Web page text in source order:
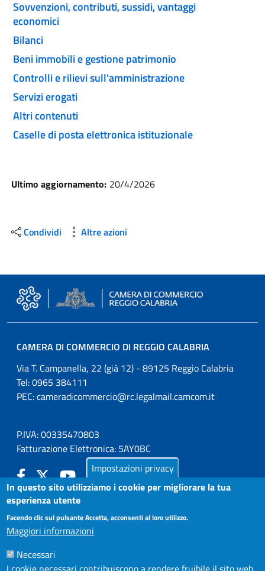
Sovvenzioni, contributi, sussidi, vantaggi
economici
Bilanci
Beni immobili e gestione patrimonio
Controlli e rilievi sull'amministrazione
Servizi erogati
Altri contenuti
Caselle di posta elettronica istituzionale
Ultimo aggiornamento: 20/4/2026
Condividi Altre azioni
CAMERA DI COMMERCIO DI REGGIO CALABRIA
Via T. Campanella, 22 (già 12) - 89125 Reggio Calabria
Tel: 0965 384111
PEC:cameradicommercio@rc.legalmail.camcom.it
P.IVA: 00335470803
Fatturazione Elettronica: 5AY0BC
LA CAMERA
PUBBLICITÀ LEGALE
AMMINISTRAZIONE TRASPARENTE
AZIENDA SPECIALE IN.FORM.A.
Impostazioni privacy
In questo sito utilizziamo i cookie per migliorare la tua
esperienza utente
Facendo clic sul pulsante Accetta, acconsenti al loro utilizzo.
Maggiori informazioni
Necessari